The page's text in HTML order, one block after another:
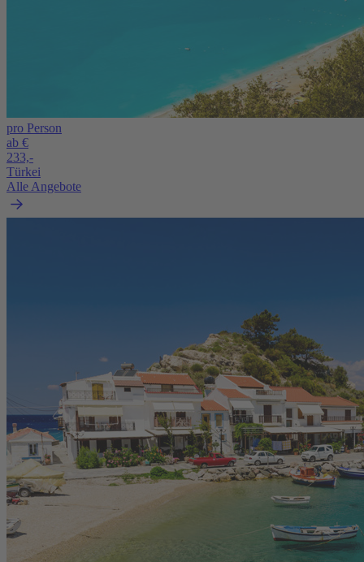
pro Person
ab €
233,-
Türkei
Alle Angebote